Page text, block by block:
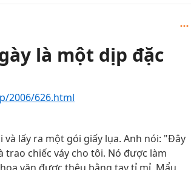
là một dịp đặc
2006/626.html
lấy ra một gói giấy lụa. Anh nói: "Đây
trao chiếc váy cho tôi. Nó được làm